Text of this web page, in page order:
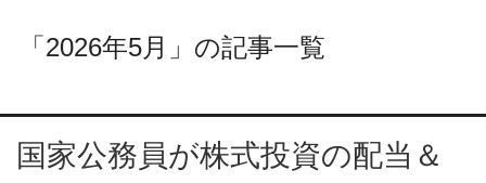
「2026年5月」の記事一覧
国家公務員が株式投資の配当＆